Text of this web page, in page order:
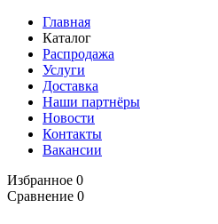
Главная
Каталог
Распродажа
Услуги
Доставка
Наши партнёры
Новости
Контакты
Вакансии
Избранное 0
Сравнение 0